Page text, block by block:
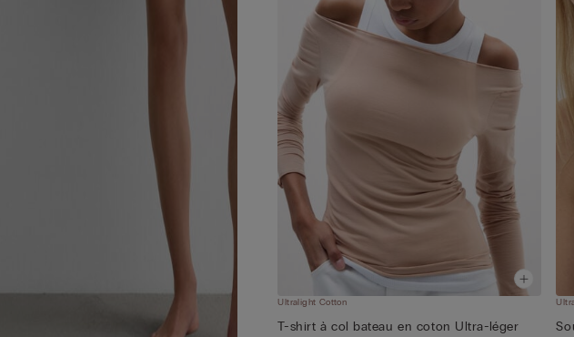
Ultralight Cotton
T-shirt à col bateau en coton Ultra-léger